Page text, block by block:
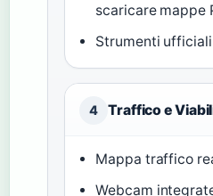
scaricare mappe
Strumenti
4 Traffico e
Mappa traffico
Webcam